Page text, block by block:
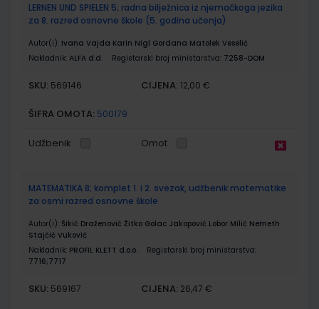
LERNEN UND SPIELEN 5; radna bilježnica iz njemačkoga jezika
za 8. razred osnovne škole (5. godina učenja)
Autor(i): Ivana Vajda Karin Nigl Gordana Matolek Veselić
Nakladnik: ALFA d.d. Registarski broj ministarstva: 7258-DOM
SKU: 569146 CIJENA: 12,00 €
ŠIFRA OMOTA: 500179
Udžbenik Omot
MATEMATIKA 8; komplet 1. i 2. svezak, udžbenik matematike
za osmi razred osnovne škole
Autor(i): Šikić Draženović Žitko Golac Jakopović Lobor Milić Nemeth
Stajčić Vuković
Nakladnik: PROFIL KLETT d.o.o.
Registarski broj ministarstva:
7716;7717
SKU: 569167 CIJENA: 26,47 €